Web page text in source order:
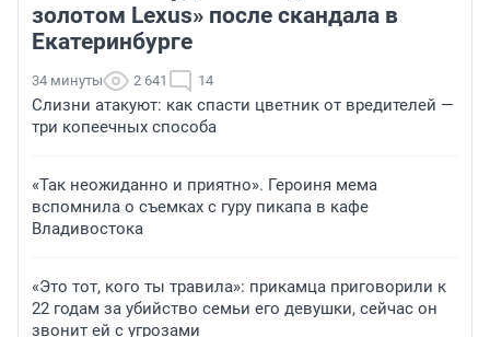
золотом Lexus» после скандала в
Екатеринбурге
34 минуты 2 641 14
Слизни атакуют: как спасти цветник от вредителей —
три копеечных способа
«Так неожиданно и приятно». Героиня мема
вспомнила о съемках с гуру пикапа в кафе
Владивостока
«Это тот, кого ты травила»: прикамца приговорили к
22 годам за убийство семьи его девушки, сейчас он
звонит ей с угрозами